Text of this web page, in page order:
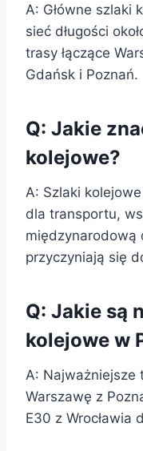
A: Główne szlaki
sieć długości
trasy łączące
Gdańsk i Poznań.
Q: Jakie
kolejowe?
A: Szlaki
dla transportu,
międzynarodową
przyczyniają się
Q: Jakie są
kolejowe w
A: Najważniejsze
Warszawę z
E30 z Wrocławia